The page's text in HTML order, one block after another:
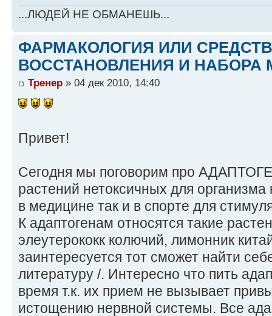
...ЛЮДЕЙ НЕ ОБМАНЕШЬ...
ФАРМАКОЛОГИЯ ИЛИ
ВОССТАНОВЛЕНИЯ И НАБОРА
Тренер » 04 дек 2010, 14:40
Привет!
Сегодня мы поговорим про
растений нетоксичных для
в медицине так и в спорте для
К адаптогенам относятся такие
элеутерококк колючий, лимонник
заинтересуется тот сможет найти
литературу /. Интересно что пить
время т.к. их прием не вызывает
истощению нервной системы. Все